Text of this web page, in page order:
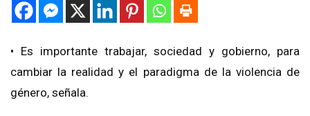
• Es importante trabajar, sociedad y gobierno, para
cambiar la realidad y el paradigma de la violencia de
género, señala.